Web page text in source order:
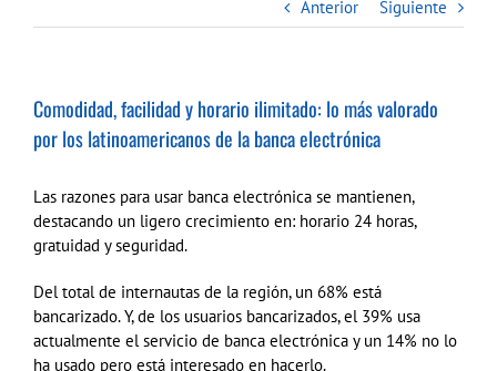
Anterior Siguiente
Comodidad, facilidad y horario ilimitado: lo más valorado
por los latinoamericanos de la banca electrónica
Las razones para usar banca electrónica se mantienen,
destacando un ligero crecimiento en: horario 24 horas,
gratuidad y seguridad.
Del total de internautas de la región, un 68% está
bancarizado. Y, de los usuarios bancarizados, el 39% usa
actualmente el servicio de banca electrónica y un 14% no lo
ha usado pero está interesado en hacerlo.